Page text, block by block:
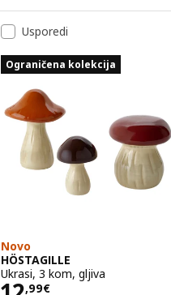
Usporedi
Ograničena kolekcija
Novo
HÖSTAGILLE
Ukrasi, 3 kom, gljiva
,99€